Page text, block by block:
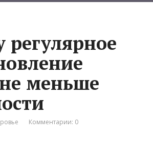
регулярное
меньше
Комментарии: 0